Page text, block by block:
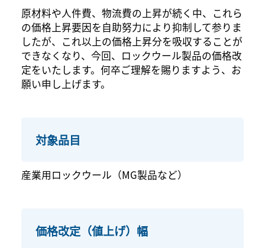
原材料や人件費、物流費の上昇が続く中、これら
の価格上昇要因を自助努力により抑制して参りま
したが、これ以上の価格上昇分を吸収することが
できなくなり、今回、ロックウール製品の価格改
定をいたします。何卒ご理解を賜りますよう、お
願い申し上げます。
対象品目
産業用ロックウール（MG製品など）
価格改定（値上げ）幅